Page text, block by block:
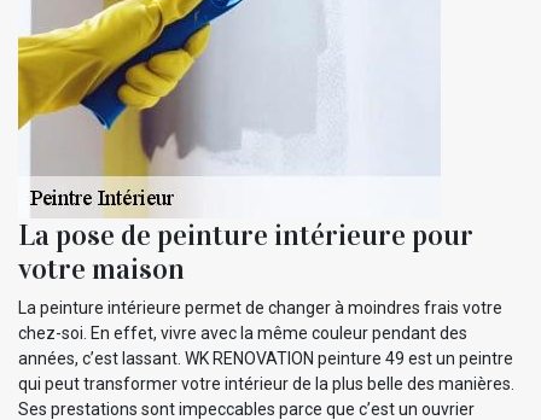
La pose de peinture intérieure pour
votre maison
La peinture intérieure permet de changer à moindres frais votre
chez-soi. En effet, vivre avec la même couleur pendant des
années, c’est lassant. WK RENOVATION peinture 49 est un peintre
qui peut transformer votre intérieur de la plus belle des manières.
Ses prestations sont impeccables parce que c’est un ouvrier